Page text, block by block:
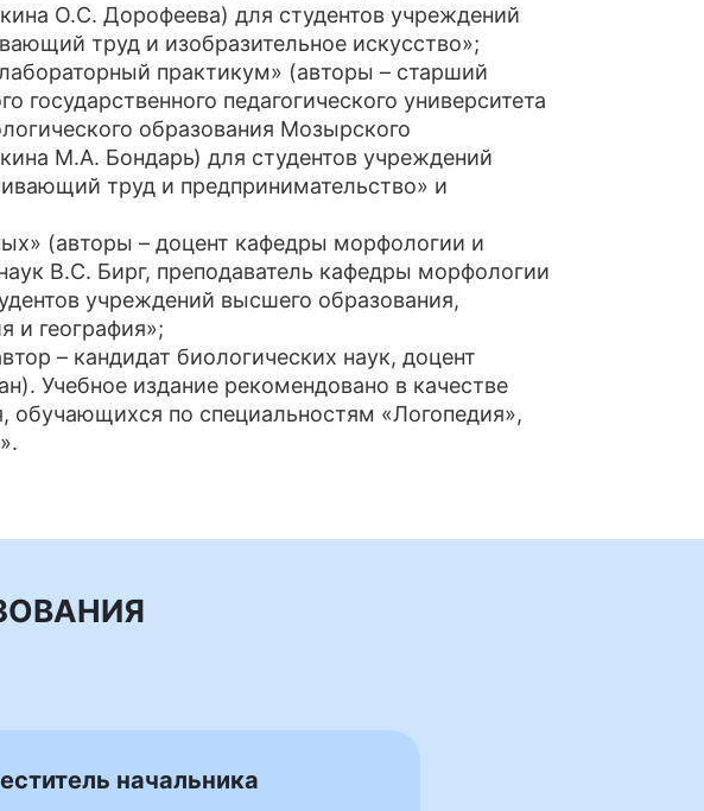
О.С. Дорофеева) для студентов учреждений
труд и изобразительное искусство»;
практикум» (авторы – старший
педагогического университета
образования Мозырского
М.А. Бондарь) для студентов учреждений
труд и предпринимательство» и
(авторы – доцент кафедры морфологии и
В.С. Бирг, преподаватель кафедры морфологии
учреждений высшего образования,
и география»;
– кандидат биологических наук, доцент
Учебное издание рекомендовано в качестве
обучающихся по специальностям «Логопедия»,
начальника